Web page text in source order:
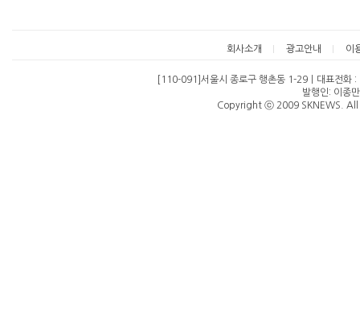
회사소개 광고안내 이
[110-091]서울시 종로구 행촌동 1-29ㅣ대표전
발행인: 이종
Copyright ⓒ 2009 SKNEWS.